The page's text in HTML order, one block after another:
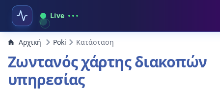
Live
Αρχική Poki Κατάσταση
Ζωντανός χάρτης διακοπών
υπηρεσίας